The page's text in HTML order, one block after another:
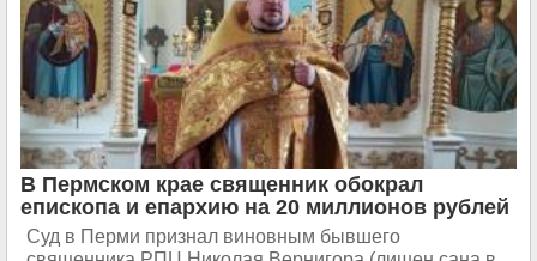
В Пермском крае священник обокрал
епископа и епархию на 20 миллионов рублей
Суд в Перми признал виновным бывшего